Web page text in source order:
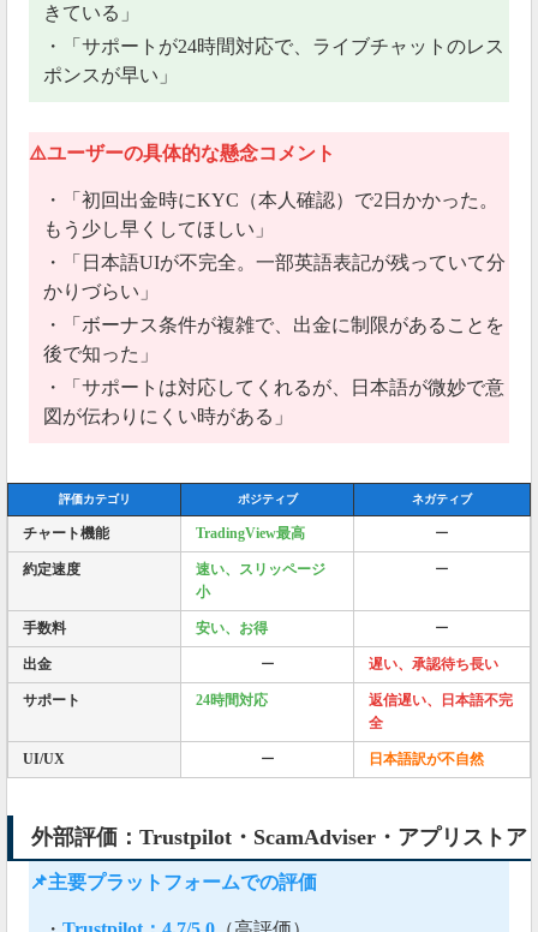
きている」
・「サポートが24時間対応で、ライブチャットのレス
ポンスが早い」
⚠️ユーザーの具体的な懸念コメント
・「初回出金時にKYC（本人確認）で2日かかった。
もう少し早くしてほしい」
・「日本語UIが不完全。一部英語表記が残っていて分
かりづらい」
・「ボーナス条件が複雑で、出金に制限があることを
後で知った」
・「サポートは対応してくれるが、日本語が微妙で意
図が伝わりにくい時がある」
評価カテゴリ ポジティブ ネガティブ
チャート機能 TradingView最高 ー
約定速度
速い、スリッページ
小
ー
手数料 安い、お得 ー
出金 ー 遅い、承認待ち長い
サポート 24時間対応
返信遅い、日本語不完
全
UI/UX ー 日本語訳が不自然
外部評価：Trustpilot・ScamAdviser・アプリストア
📌主要プラットフォームでの評価